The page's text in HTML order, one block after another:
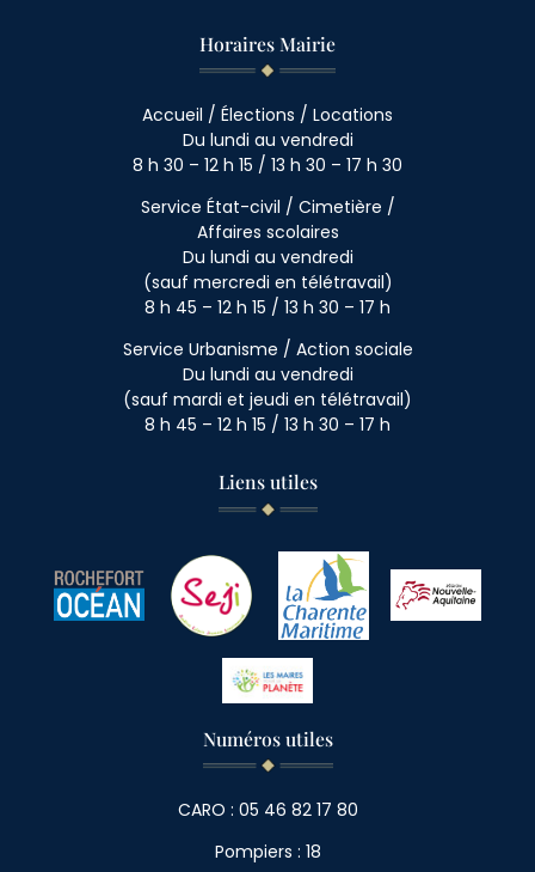
Horaires Mairie
Accueil / Élections / Locations
Du lundi au vendredi
8 h 30 – 12 h 15 / 13 h 30 – 17 h 30
Service État-civil / Cimetière /
Affaires scolaires
Du lundi au vendredi
(sauf mercredi en télétravail)
8 h 45 – 12 h 15 / 13 h 30 – 17 h
Service Urbanisme / Action sociale
Du lundi au vendredi
(sauf mardi et jeudi en télétravail)
8 h 45 – 12 h 15 / 13 h 30 – 17 h
Liens utiles
Numéros utiles
CARO : 05 46 82 17 80
Pompiers : 18